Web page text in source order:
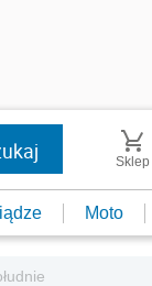
Sklep
Moto